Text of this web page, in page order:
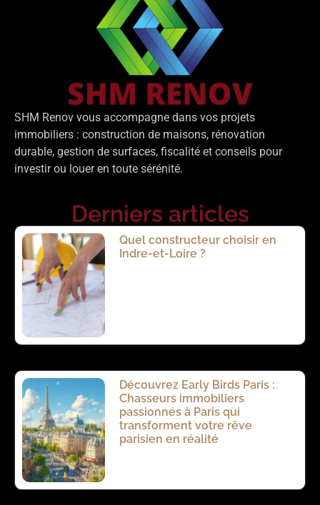
SHM Renov vous accompagne dans vos projets
immobiliers : construction de maisons, rénovation
durable, gestion de surfaces, fiscalité et conseils pour
investirou loueren toute sérénité.
Derniers articles
Quel constructeur choisir en
Indre-et-Loire ?
Découvrez Early Birds Paris :
Chasseurs immobiliers
passionnés à Paris qui
transforment votre rêve
parisien en réalité